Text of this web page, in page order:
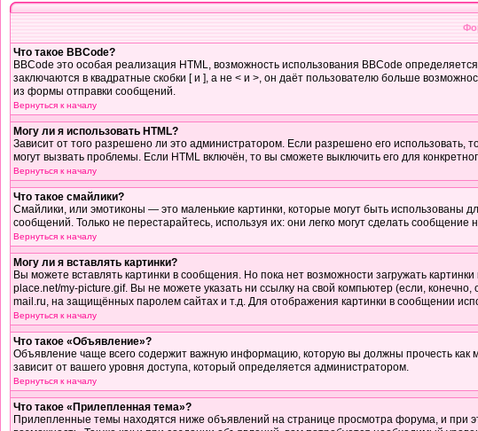
Что такое BBCode?
BBCode это особая реализация HTML, возможность использования BBCode
заключаются в квадратные скобки [ и ], а не < и >, он даёт пользователю больше
из формы отправки сообщений.
Вернуться к началу
Могу ли я использовать HTML?
Зависит от того разрешено ли это администратором. Если разрешено его использовать,
могут вызвать проблемы. Если HTML включён, то вы сможете выключить его для
Вернуться к началу
Что такое смайлики?
Смайлики, или эмотиконы — это маленькие картинки, которые могут быть использованы
сообщений. Только не перестарайтесь, используя их: они легко могут сделать
Вернуться к началу
Могу ли я вставлять картинки?
Вы можете вставлять картинки в сообщения. Но пока нет возможности загружать
place.net/my-picture.gif. Вы не можете указать ни ссылку на свой компьютер (если,
mail.ru, на защищённых паролем сайтах и т.д. Для отображения картинки в сообщении
Вернуться к началу
Что такое «Объявление»?
Объявление чаще всего содержит важную информацию, которую вы должны прочесть
зависит от вашего уровня доступа, который определяется администратором.
Вернуться к началу
Что такое «Прилепленная тема»?
Прилепленные темы находятся ниже объявлений на странице просмотра форума, и при